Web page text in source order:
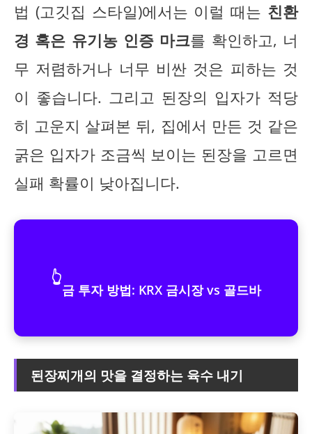
법 (고깃집 스타일)에서는 이럴 때는 친환
경 혹은 유기농 인증 마크를 확인하고, 너
무 저렴하거나 너무 비싼 것은 피하는 것
이 좋습니다. 그리고 된장의 입자가 적당
히 고운지 살펴본 뒤, 집에서 만든 것 같은
굵은 입자가 조금씩 보이는 된장을 고르면
실패 확률이 낮아집니다.
👆
금 투자 방법: KRX 금시장 vs 골드바
된장찌개의 맛을 결정하는 육수 내기